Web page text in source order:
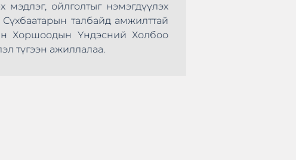
мэдлэг, ойлголтыг нэмэгдүүлэх
талбайд амжилттай
Хоршоодын Үндэсний Холбоо
түгээн ажиллалаа.